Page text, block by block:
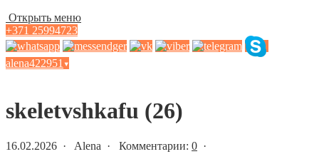
Открыть меню
+371 25994723
alena422951 ▾
skeletvshkafu (26)
16.02.2026 · Alena · Комментарии: 0 ·